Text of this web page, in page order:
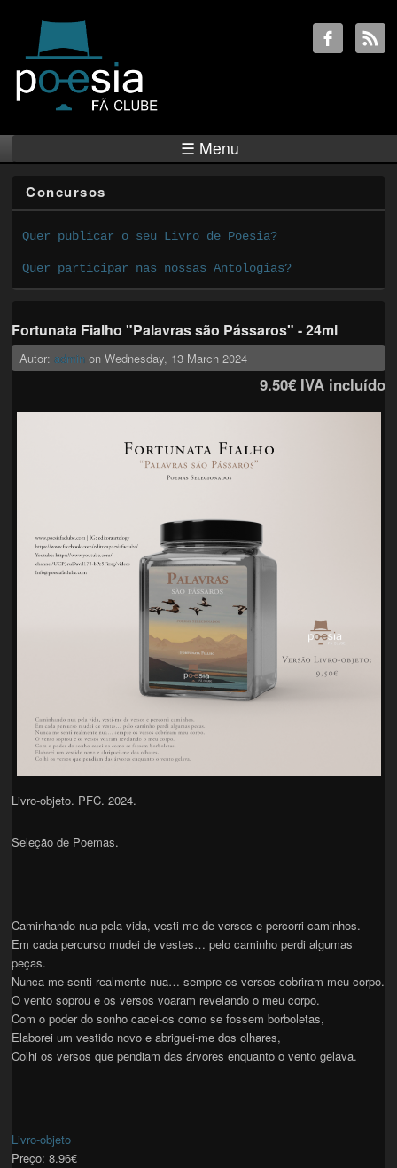
☰ Menu
Concursos
Quer publicar o seu Livro de Poesia?
Quer participar nas nossas Antologias?
Fortunata Fialho "Palavras são Pássaros" - 24ml
Autor:admin onWednesday, 13 March 2024
9.50€IVA incluído
Livro-objeto. PFC. 2024.
Seleção de Poemas.
Caminhando nua pela vida, vesti-me de versos e percorri caminhos.
Em cada percurso mudei de vestes… pelo caminho perdi algumas
peças.
Nunca me senti realmente nua… sempre os versos cobriram meu corpo.
O vento soprou e os versos voaram revelando o meu corpo.
Com o poder do sonho cacei-os como se fossem borboletas,
Elaborei um vestido novo e abriguei-me dos olhares,
Colhi os versos que pendiam das árvores enquanto o vento gelava.
Livro-objeto
Preço: 8.96€